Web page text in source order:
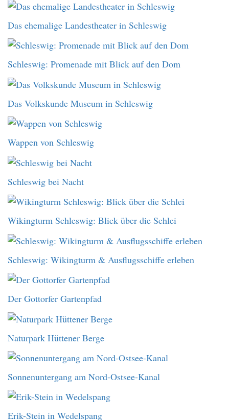
Das ehemalige Landestheater in Schleswig
Schleswig: Promenade mit Blick auf den Dom
Das Volkskunde Museum in Schleswig
Wappen von Schleswig
Schleswig bei Nacht
Wikingturm Schleswig: Blick über die Schlei
Schleswig: Wikingturm & Ausflugsschiffe erleben
Der Gottorfer Gartenpfad
Naturpark Hüttener Berge
Sonnenuntergang am Nord-Ostsee-Kanal
Erik-Stein in Wedelspang